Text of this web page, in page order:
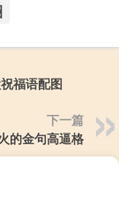
福语配图
下一篇
的金句高逼格